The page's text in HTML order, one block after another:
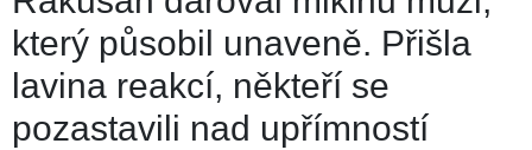
který působil unaveně. Přišla
lavina reakcí, někteří se
pozastavili nad upřímností